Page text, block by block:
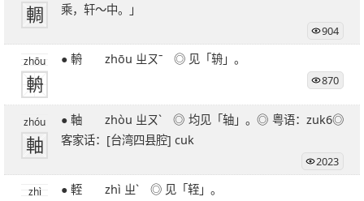
輖
乘，轩～中。」
904
zhōu
輈
● 輈 zhōu ㄓㄡˉ ◎ 见「辀」。
870
zhóu
軸
● 軸 zhòu ㄓㄡˋ ◎ 均见「轴」。◎ 粤语：zuk6◎
客家话：[台湾四县腔] cuk
2023
zhì ● 輊 zhì ㄓˋ ◎ 见「轾」。